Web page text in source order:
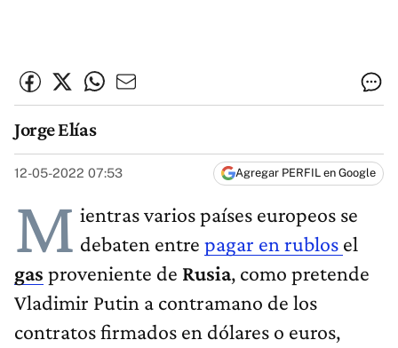
Jorge Elías
12-05-2022 07:53 Agregar PERFIL en Google
M ientras varios países europeos se
debaten entre pagar en rublos el
gas proveniente de Rusia, como pretende
Vladimir Putin a contramano de los
contratos firmados en dólares o euros,